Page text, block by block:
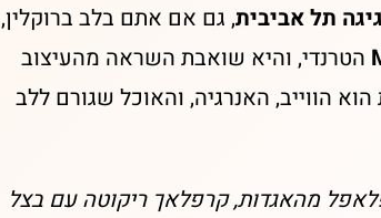
תל אביבית, גם אם אתם בלב ברוקלין,
הטרנדי, והיא שואבת השראה מהעיצוב
האנרגיה, והאוכל שגורם ללב
מהאגדות, קרפלאך ריקוטה עם בצל